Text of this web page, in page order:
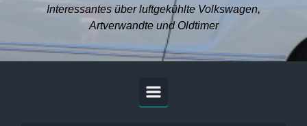
Interessantes über luftgekühlte Volkswagen,
Artverwandte und Oldtimer